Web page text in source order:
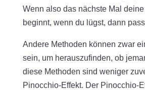
Wenn also das nächste Mal
beginnt, wenn du lügst, dann
Andere Methoden können zwar
sein, um herauszufinden, ob
diese Methoden sind weniger
Pinocchio-Effekt. Der Pinocchio-